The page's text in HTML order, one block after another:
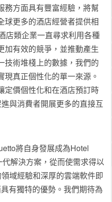
務方面具有豐富經驗，將幫
球更多的酒店經營者提供相
店類企業一直尋求利用各種
加有效的競爭，並推動產生
技術堆棧上的數據，我們的
真正個性化的單一來源。
定價個性化和在酒店預訂時
與消費者開展更多的直接互
將自身發展成為Hotel
解決方案，從而使需求得以
域經驗和深厚的雲端軟件即
有獨特的優勢。我們期待為